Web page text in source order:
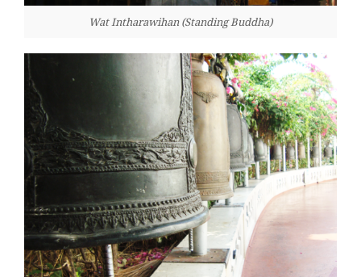
Wat Intharawihan (Standing Buddha)